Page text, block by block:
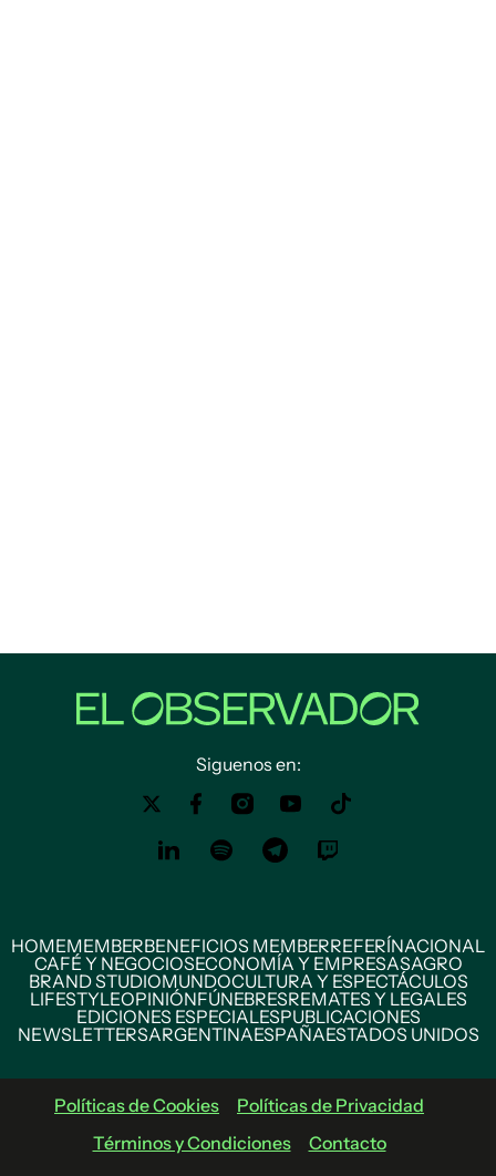
Siguenos en:
HOMEMEMBERBENEFICIOS MEMBERREFERÍNACIONAL
CAFÉ Y NEGOCIOSECONOMÍA Y EMPRESASAGRO
BRAND STUDIOMUNDOCULTURA Y ESPECTÁCULOS
LIFESTYLEOPINIÓNFÚNEBRESREMATES Y LEGALES
EDICIONES ESPECIALESPUBLICACIONES
NEWSLETTERSARGENTINAESPAÑAESTADOS UNIDOS
Políticas de Cookies
Políticas de Privacidad
Términos y Condiciones
Contacto